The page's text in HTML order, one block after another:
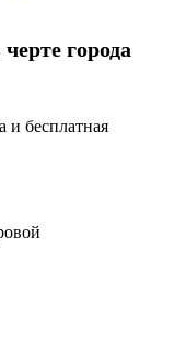
города
и бесплатная